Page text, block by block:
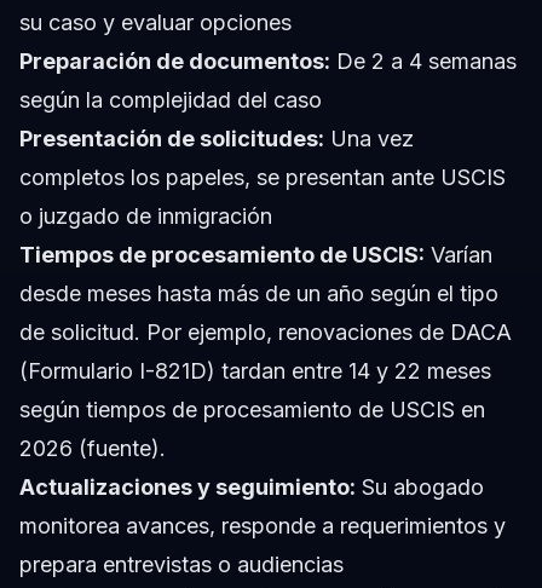
su caso y evaluar opciones
Preparación de documentos: De 2 a 4 semanas
según la complejidad del caso
Presentación de solicitudes: Una vez
completos los papeles, se presentan ante USCIS
o juzgado de inmigración
Tiempos de procesamiento de USCIS: Varían
desde meses hasta más de un año según el tipo
de solicitud. Por ejemplo, renovaciones de DACA
(Formulario I-821D) tardan entre 14 y 22 meses
según tiempos de procesamiento de USCIS en
2026 (fuente).
Actualizaciones y seguimiento: Su abogado
monitorea avances, responde a requerimientos y
prepara entrevistas o audiencias